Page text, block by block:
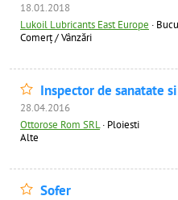
18.01.2018
Lukoil Lubricants East Europe ·
Comerț / Vânzări
Inspector de sanatate
28.04.2016
Ottorose Rom SRL · Ploiesti
Alte
Sofer